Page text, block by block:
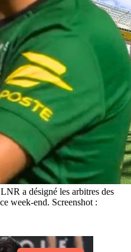
a désigné les arbitres des
week-end. Screenshot :